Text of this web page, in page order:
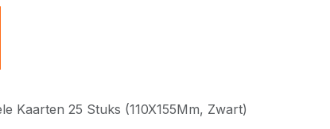
Kaarten 25 Stuks (110X155Mm, Zwart)